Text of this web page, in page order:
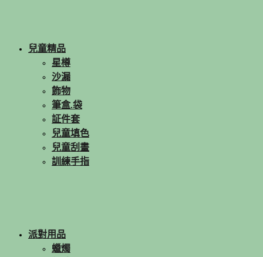
兒童精品
星樽
沙漏
飾物
筆盒.袋
証件套
兒童填色
兒童刮畫
訓練手指
派對用品
蠟燭